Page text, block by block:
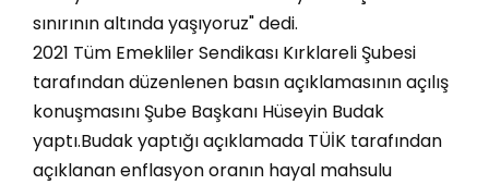
sınırının altında yaşıyoruz" dedi.
2021 Tüm Emekliler Sendikası Kırklareli Şubesi
tarafından düzenlenen basın açıklamasının açılış
konuşmasını Şube Başkanı Hüseyin Budak
yaptı.Budak yaptığı açıklamada TÜİK tarafından
açıklanan enflasyon oranın hayal mahsulu